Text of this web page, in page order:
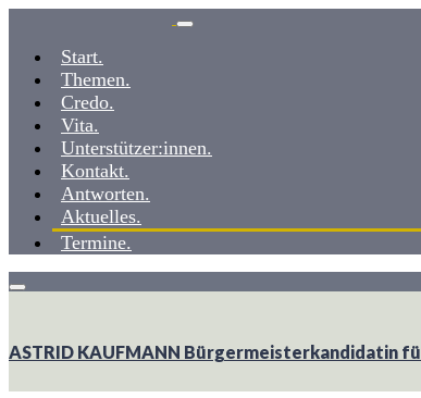
Inhalt
Start.
Themen.
Credo.
Vita.
Unterstützer:innen.
Kontakt.
Antworten.
Aktuelles.
Termine.
ASTRID KAUFMANN Bürgermeisterkandidatin